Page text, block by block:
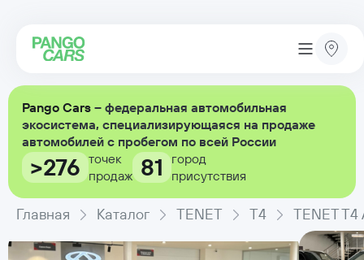
Pango Cars – федеральная автомобильная
экосистема, специализирующаяся на продаже
автомобилей с пробегом по всей России
>276 точек
продаж 81
город
присутствия
Главная Каталог TENET T4 TENET